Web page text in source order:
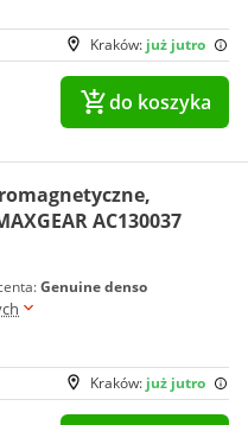
Kraków: już jutro
do koszyka
AC130037
Genuine denso
Kraków: już jutro